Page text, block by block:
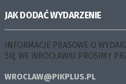
JAK DODAĆ WYDARZENIE
INFORMACJE PRASOWE O
SIĘ WE WROCŁAWIU PROSIMY
WROCLAW@PIKPLUS.PL